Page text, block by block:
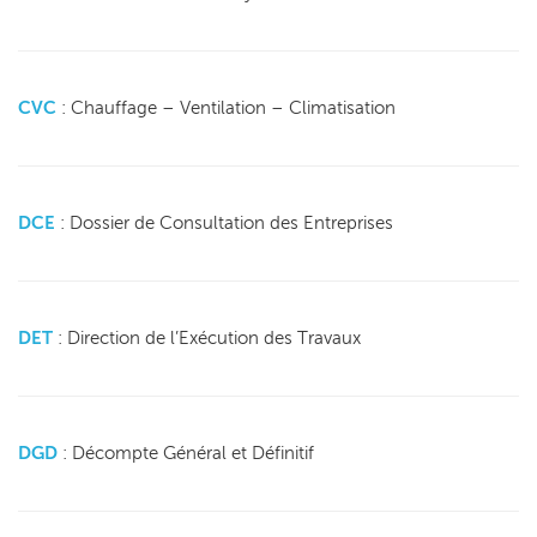
CVC : Chauffage – Ventilation – Climatisation
DCE : Dossier de Consultation des Entreprises
DET : Direction de l’Exécution des Travaux
DGD : Décompte Général et Définitif